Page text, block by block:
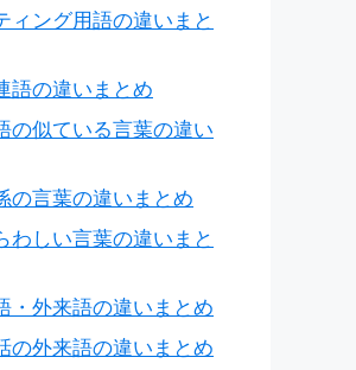
ィング用語の違いまと
語の違いまとめ
の似ている言葉の違い
の言葉の違いまとめ
わしい言葉の違いまと
・外来語の違いまとめ
の外来語の違いまとめ